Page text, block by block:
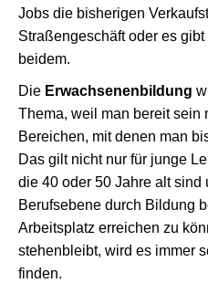
Jobs die bisherigen
Straßengeschäft oder es
beidem.
Die Erwachsenenbildung
Thema, weil man bereit sein
Bereichen, mit denen man
Das gilt nicht nur für junge
die 40 oder 50 Jahre alt sind
Berufsebene durch Bildung
Arbeitsplatz erreichen zu
stehenbleibt, wird es immer
finden.